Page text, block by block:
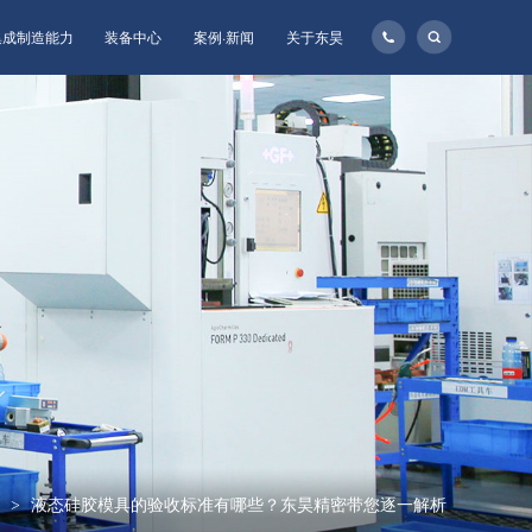
135-
8957
制造能力 装备中心 案例·新闻 关于东昊
> 液态硅胶模具的验收标准有哪些？东昊精密带您逐一解析